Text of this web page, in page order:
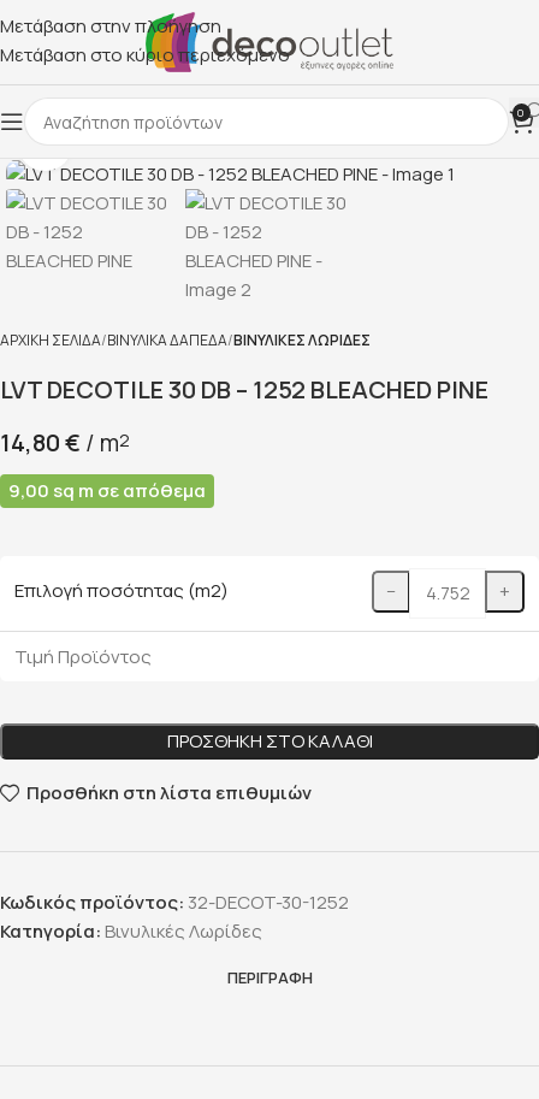
Μετάβαση στην πλοήγηση
Μετάβαση στο κύριο περιεχόμενο
0
Κάντε κλικ για μεγέθυνση
ΑΡΧΙΚΉ ΣΕΛΊΔΑ ΒΙΝΥΛΙΚΆ ΔΆΠΕΔΑ ΒΙΝΥΛΙΚΈΣ ΛΩΡΊΔΕΣ
LVT DECOTILE 30 DB – 1252 BLEACHED PINE
14,80€ / m2
9,00 sq m σε απόθεμα
Επιλογή ποσότητας (m2) − +
Τιμή Προϊόντος
ΠΡΟΣΘΉΚΗ ΣΤΟ ΚΑΛΆΘΙ
Προσθήκη στη λίστα επιθυμιών
Κωδικός προϊόντος: 32-DECOT-30-1252
Κατηγορία: Βινυλικές Λωρίδες
ΠΕΡΙΓΡΑΦΉ